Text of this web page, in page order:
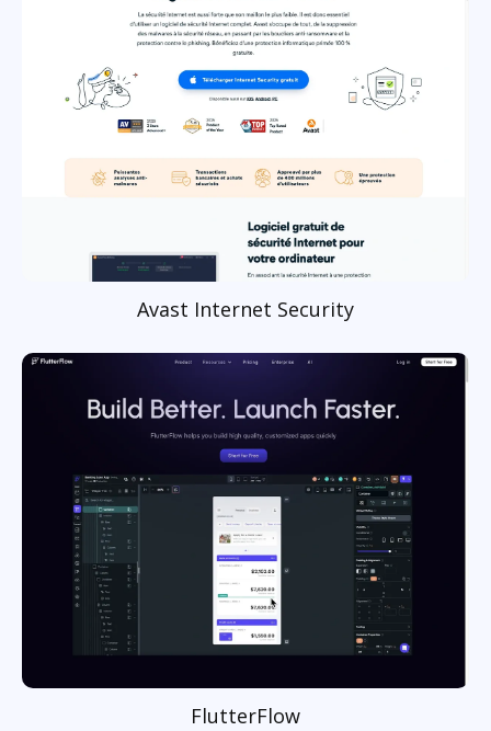
Avast Internet Security
FlutterFlow